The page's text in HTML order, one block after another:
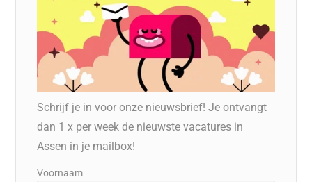
Schrijf je in voor onze nieuwsbrief! Je ontvangt
dan 1 x per week de nieuwste vacatures in
Assen in je mailbox!
Voornaam